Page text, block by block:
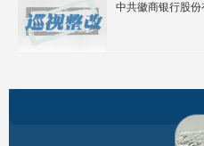
中共徽商银行股